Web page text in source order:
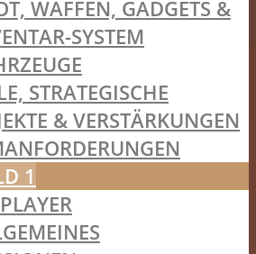
WAFFEN, GADGETS &
SYSTEM
STRATEGISCHE
& VERSTÄRKUNGEN
1